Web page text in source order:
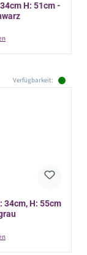
H: 51cm -
Verfügbarkeit:
34cm, H: 55cm